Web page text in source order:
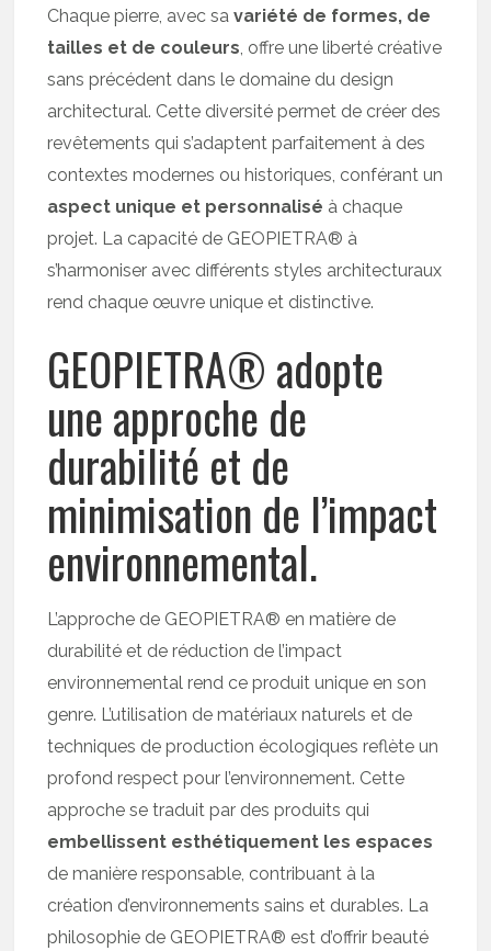
Chaque pierre, avec savariété de formes, de
tailles et de couleurs, offre une liberté créative
sans précédent dans le domaine du design
architectural. Cette diversité permet de créer des
revêtements qui s’adaptent parfaitement à des
contextes modernes ou historiques, conférant un
aspect unique et personnalisé à chaque
projet. La capacité de GEOPIETRA® à
s’harmoniser avec différents styles architecturaux
rend chaque œuvre unique et distinctive.
GEOPIETRA® adopte
une approche de
durabilité et de
minimisation de l’impact
environnemental.
L’approche de GEOPIETRA® en matière de
durabilité et de réduction de l’impact
environnemental rend ce produit unique en son
genre. L’utilisation de matériaux naturels et de
techniques de production écologiques reflète un
profond respect pour l’environnement. Cette
approche se traduit par des produits qui
embellissent esthétiquement les espaces
de manière responsable, contribuant à la
création d’environnements sains et durables. La
philosophie de GEOPIETRA® est d’offrir beauté